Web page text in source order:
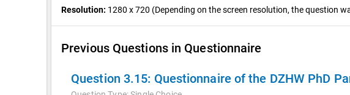
Resolution: 1280 x 720 (Depending on the screen resolution, the question
Previous Questions in Questionnaire
Question 3.15: Questionnaire of the DZHW PhD